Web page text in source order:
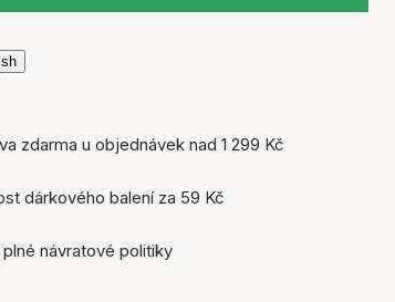
zdarma u objednávek nad 1 299 Kč
dárkového balení za 59 Kč
návratové politiky